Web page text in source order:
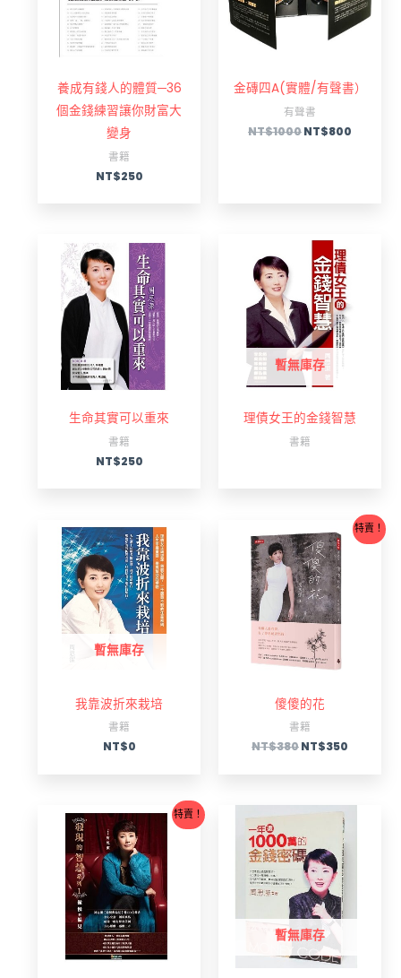
養成有錢人的體質─36
個金錢練習讓你財富大
變身
書籍
NT$250
金磚四A(實體/有聲書）
有聲書
NT$1000NT$800
生命其實可以重來
書籍
NT$250
暫無庫存
理債女王的金錢智慧
書籍
暫無庫存
我靠波折來栽培
書籍
NT$0
特賣！
傻傻的花
書籍
NT$380
始
價
格：
NT$380。
NT$350
目
前
特賣！
原
始
價
格：
NT$1500。
目
前
暫無庫存